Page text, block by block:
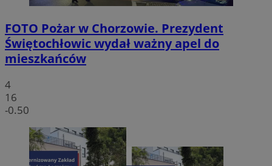
FOTO Pożar w Chorzowie. Prezydent
Świętochłowic wydał ważny apel do
mieszkańców
4
16
-0.50